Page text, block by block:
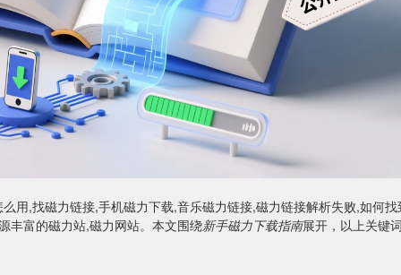
用,找磁力链接,手机磁力下载,音乐磁力链接,磁力链接解析失败,如何
丰富的磁力站,磁力网站。本文围绕新手磁力下载指南展开，以上关键